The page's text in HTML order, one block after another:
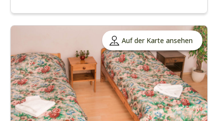
Auf der Karte ansehen